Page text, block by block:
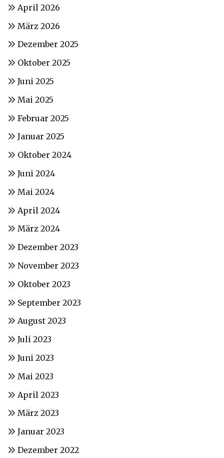
April 2026
März 2026
Dezember 2025
Oktober 2025
Juni 2025
Mai 2025
Februar 2025
Januar 2025
Oktober 2024
Juni 2024
Mai 2024
April 2024
März 2024
Dezember 2023
November 2023
Oktober 2023
September 2023
August 2023
Juli 2023
Juni 2023
Mai 2023
April 2023
März 2023
Januar 2023
Dezember 2022